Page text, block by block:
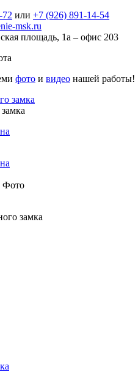
72 или +7 (926) 891-14-54
msk.ru
площадь, 1а – офис 203
фото и видео нашей работы!
Фото
замка